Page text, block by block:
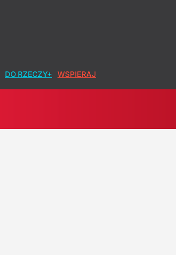
DO RZECZY+ WSPIERAJ